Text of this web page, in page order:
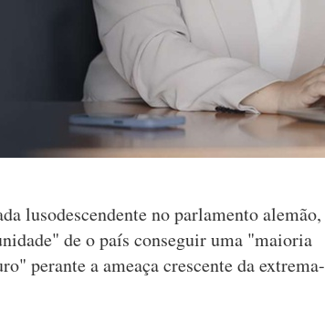
lusodescendente no parlamento alemão,
de o país conseguir uma "maioria
perante a ameaça crescente da extrema-